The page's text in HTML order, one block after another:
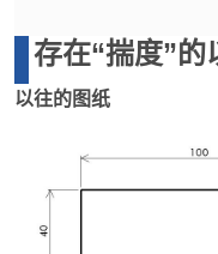
存在“揣度”的
以往的图纸